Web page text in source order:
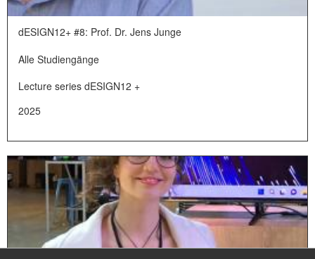
dESIGN12+ #8: Prof. Dr. Jens Junge
Alle Studiengänge
Lecture series dESIGN12 +
2025